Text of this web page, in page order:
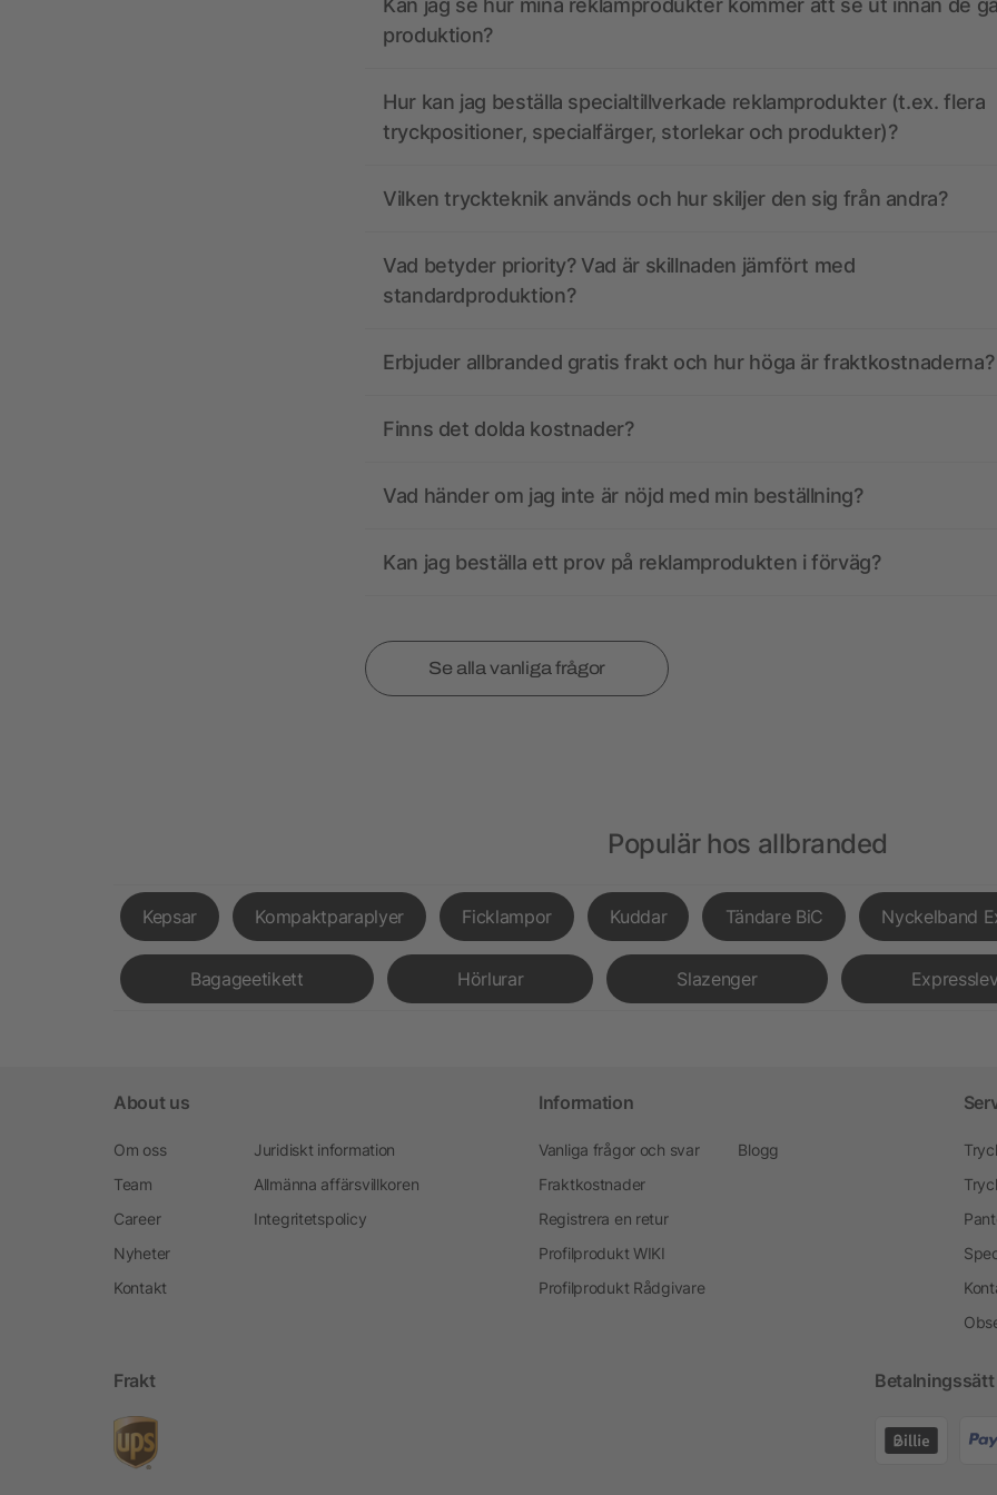
Kan jag se hur mina reklamprodukter kommer att se ut innan de
produktion?
Hur kan jag beställa specialtillverkade reklamprodukter (t.ex. flera
tryckpositioner, specialfärger, storlekar och produkter)?
Vilken tryckteknik används och hur skiljer den sig från andra?
Vad betyder priority? Vad är skillnaden jämfört med
standardproduktion?
Erbjuder allbranded gratis frakt och hur höga är fraktkostnaderna?
Finns det dolda kostnader?
Vad händer om jag inte är nöjd med min beställning?
Kan jag beställa ett prov på reklamprodukten i förväg?
Se alla vanliga frågor
Populär hos allbranded
Kepsar Kompaktparaplyer Ficklampor Kuddar Tändare BiC Nyckelband
Bagageetikett Hörlurar Slazenger
About us
Om oss
Team
Career
Nyheter
Kontakt
Juridiskt information
Allmänna affärsvillkoren
Integritetspolicy
Information
Vanliga frågor och svar
Fraktkostnader
Registrera en retur
Profilprodukt WIKI
Profilprodukt Rådgivare
Blogg
Frakt Betalningssätt